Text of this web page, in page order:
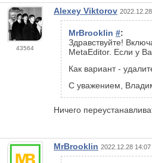
43564
Alexey Viktorov
MrBrooklin #:
Здравствуйте!
MetaEditor. Если у
Как вариант -
С уважением,
Ничего
MrBrooklin 2022.12.28 14:07